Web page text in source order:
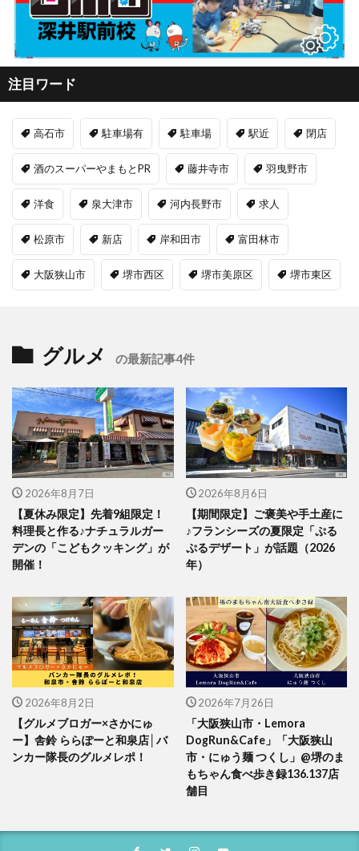
注目ワード
高石市 駐車場有 駐車場 駅近 閉店
酒のスーパーやまもとPR 藤井寺市 羽曳野市
洋食 泉大津市 河内長野市 求人
松原市 新店 岸和田市 富田林市
大阪狭山市 堺市西区 堺市美原区 堺市東区
グルメ の最新記事4件
2026年8月7日
【夏休み限定】先着9組限定！
料理長と作る♪ナチュラルガー
デンの「こどもクッキング」が
開催！
2026年8月6日
【期間限定】ご褒美や手土産に
♪フランシーズの夏限定「ぷる
ぷるデザート」が話題（2026
年）
2026年8月2日
【グルメブロガー×さかにゅ
ー】舎鈴 ららぽーと和泉店│バ
ンカー隊長のグルメレポ！
2026年7月26日
「大阪狭山市・Lemora
DogRun&Cafe」「大阪狭山
市・にゅう麺 つくし」@堺のま
もちゃん食べ歩き録136.137店
舗目